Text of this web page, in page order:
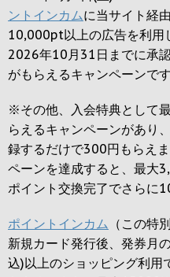
ントインカムに当サイト経
10,000pt以上の広告を利用
2026年10月31日までに承
がもらえるキャンペーンです
※その他、入会特典として
らえるキャンペーンがあり
録するだけで300円 もらえ
ペーンを達成すると、最大
ポイント交換完了でさらに
ポイントインカム （この特
新規カード発行後、発券月
込)以上のショッピング利